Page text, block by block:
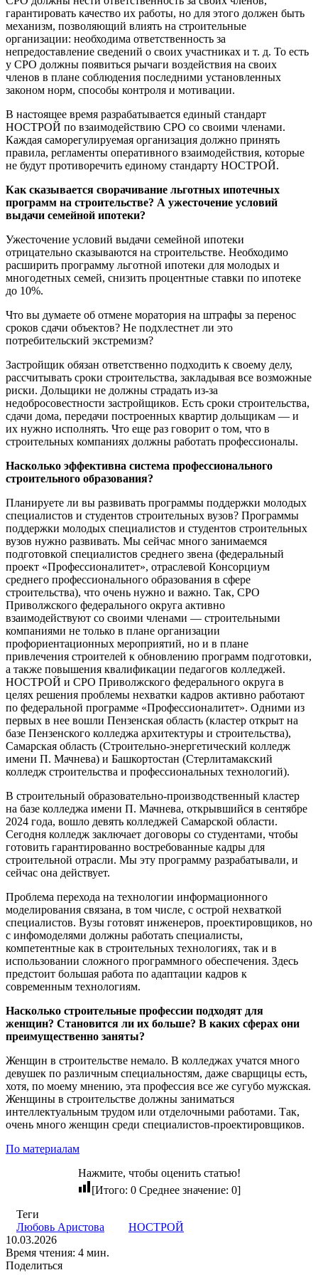
гарантировать качество их работы, но для этого должен быть
механизм, позволяющий влиять на строительные
организации: необходима ответственность за
непредоставление сведений о своих участниках и т. д. То есть
у СРО должны появиться рычаги воздействия на своих
членов в плане соблюдения последними установленных
законом норм, способы контроля и мотивации.
В настоящее время разрабатывается единый стандарт
НОСТРОЙ по взаимодействию СРО со своими членами.
Каждая саморегулируемая организация должно принять
правила, регламенты оперативного взаимодействия, которые
не будут противоречить единому стандарту НОСТРОЙ.
Как сказывается сворачивание льготных ипотечных
программ на строительстве? А ужесточение условий
выдачи семейной ипотеки?
Ужесточение условий выдачи семейной ипотеки
отрицательно сказываются на строительстве. Необходимо
расширить программу льготной ипотеки для молодых и
многодетных семей, снизить процентные ставки по ипотеке
до 10%.
Что вы думаете об отмене моратория на штрафы за перенос
сроков сдачи объектов? Не подхлестнет ли это
потребительский экстремизм?
Застройщик обязан ответственно подходить к своему делу,
рассчитывать сроки строительства, закладывая все возможные
риски. Дольщики не должны страдать из-за
недобросовестности застройщиков. Есть сроки строительства,
сдачи дома, передачи построенных квартир дольщикам — и
их нужно исполнять. Что еще раз говорит о том, что в
строительных компаниях должны работать профессионалы.
Насколько эффективна система профессионального
строительного образования?
Планируете ли вы развивать программы поддержки молодых
специалистов и студентов строительных вузов? Программы
поддержки молодых специалистов и студентов строительных
вузов нужно развивать. Мы сейчас много занимаемся
подготовкой специалистов среднего звена (федеральный
проект «Профессионалитет», отраслевой Консорциум
среднего профессионального образования в сфере
строительства), что очень нужно и важно. Так, СРО
Приволжского федерального округа активно
взаимодействуют со своими членами — строительными
компаниями не только в плане организации
профориентационных мероприятий, но и в плане
привлечения строителей к обновлению программ подготовки,
а также повышения квалификации педагогов колледжей.
НОСТРОЙ и СРО Приволжского федерального округа в
целях решения проблемы нехватки кадров активно работают
по федеральной программе «Профессионалитет». Одними из
первых в нее вошли Пензенская область (кластер открыт на
базе Пензенского колледжа архитектуры и строительства),
Самарская область (Строительно-энергетический колледж
имени П. Мачнева) и Башкортостан (Стерлитамакский
колледж строительства и профессиональных технологий).
В строительный образовательно-производственный кластер
на базе колледжа имени П. Мачнева, открывшийся в сентябре
2024 года, вошло девять колледжей Самарской области.
Сегодня колледж заключает договоры со студентами, чтобы
готовить гарантированно востребованные кадры для
строительной отрасли. Мы эту программу разрабатывали, и
сейчас она действует.
Проблема перехода на технологии информационного
моделирования связана, в том числе, с острой нехваткой
специалистов. Вузы готовят инженеров, проектировщиков, но
с инфомоделями должны работать специалисты,
компетентные как в строительных технологиях, так и в
использовании сложного программного обеспечения. Здесь
предстоит большая работа по адаптации кадров к
современным технологиям.
Насколько строительные профессии подходят для
женщин? Становится ли их больше? В каких сферах они
преимущественно заняты?
Женщин в строительстве немало. В колледжах учатся много
девушек по различным специальностям, даже сварщицы есть,
хотя, по моему мнению, эта профессия все же сугубо мужская.
Женщины в строительстве должны заниматься
интеллектуальным трудом или отделочными работами. Так,
очень много женщин среди специалистов-проектировщиков.
По материалам
Нажмите, чтобы оценить статью!
[Итого: 0 Среднее значение: 0]
Теги
Любовь Аристова
НОСТРОЙ
10.03.2026
Время чтения: 4 мин.
Поделиться